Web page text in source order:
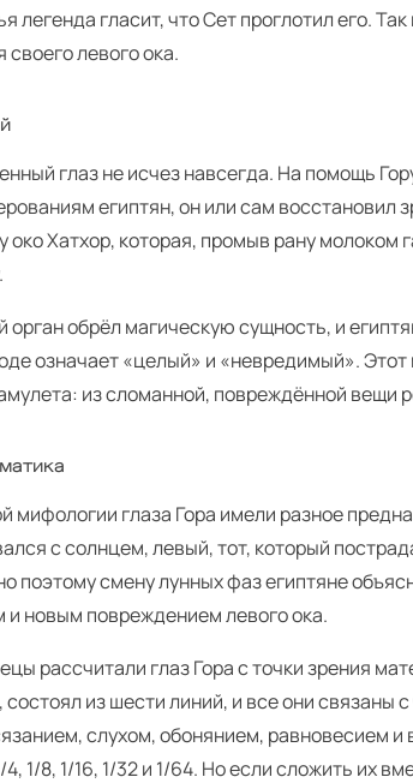
легенда гласит, что Сет проглотил его.
своего левого ока.
глаз не исчез навсегда. На помощь
египтян, он или сам восстановил
око Хатхор, которая, промыв рану молоком
обрёл магическую сущность, и
означает «целый» и «невредимый». Этот
из сломанной, повреждённой вещи
мифологии глаза Гора имели разное
с солнцем, левый, тот, который
поэтому смену лунных фаз египтяне
и новым повреждением левого ока.
рассчитали глаз Гора с точки зрения
из шести линий, и все они связаны
слухом, обонянием, равновесием и
4, 1/8, 1/16, 1/32 и 1/64. Но если сложить их